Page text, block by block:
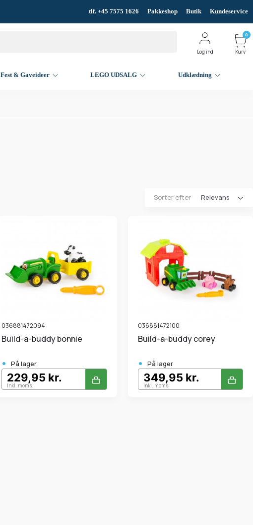
tlf. +45 7575 1626 Pakkeshop Butik Kundeservice
Log ind
0
Kurv
Fest & Gaveideer LEGO UDSALG Udklædning
Sorter efter
036881472094
Build-a-buddy bonnie
• På lager
229,95 kr.
Inkl. moms
036881472100
Build-a-buddy corey
• På lager
349,95 kr.
Inkl. moms